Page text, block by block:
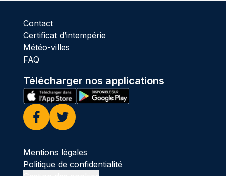
Contact
Certificat d’intempérie
Météo-villes
FAQ
Télécharger nos applications
Facebook
Twitter
Mentions légales
Politique de confidentialité